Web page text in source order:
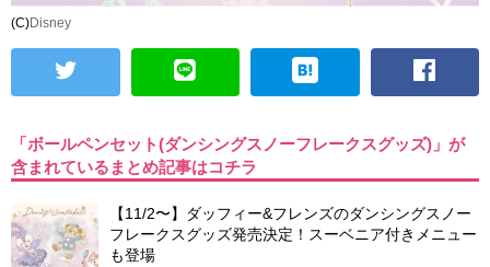
(C)Disney
「ボールペンセット(ダンシングスノーフレークスグッズ)」が
含まれているまとめ記事はコチラ
【11/2〜】ダッフィー&フレンズのダンシングスノー
フレークスグッズ発売決定！スーベニア付きメニュー
も登場